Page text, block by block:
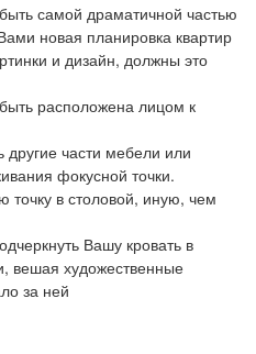
самой драматичной частью
новая планировка квартир
и дизайн, должны это
расположена лицом к
части мебели или
фокусной точки.
точку в столовой, иную, чем
Вашу кровать в
вешая художественные
за ней